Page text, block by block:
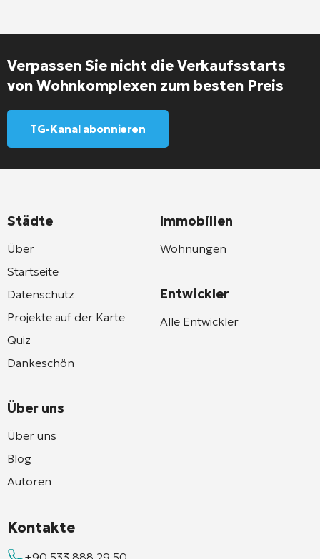
Verpassen Sie nicht die Verkaufsstarts
von Wohnkomplexen zum besten Preis
TG-Kanal abonnieren
Städte
Über
Startseite
Datenschutz
Projekte auf der Karte
Quiz
Dankeschön
Über uns
Über uns
Blog
Autoren
Immobilien
Wohnungen
Entwickler
Alle Entwickler
Kontakte